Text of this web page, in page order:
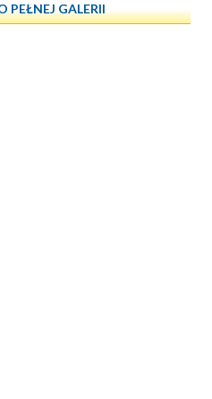
PEŁNEJ GALERII